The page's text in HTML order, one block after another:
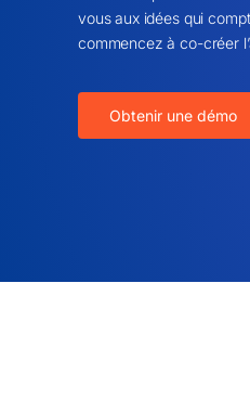
vous aux idées qui
commencez à co-créer
Obtenir une démo